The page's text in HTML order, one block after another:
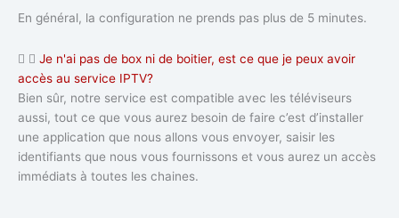
En général, la configuration ne prends pas plus de 5 minutes.
Je n'ai pas de box ni de boitier, est ce que je peux avoir
accès au service IPTV?
Bien sûr, notre service est compatible avec les téléviseurs
aussi, tout ce que vous aurez besoin de faire c’est d’installer
une application que nous allons vous envoyer, saisir les
identifiants que nous vous fournissons et vous aurez un accès
immédiats à toutes les chaines.